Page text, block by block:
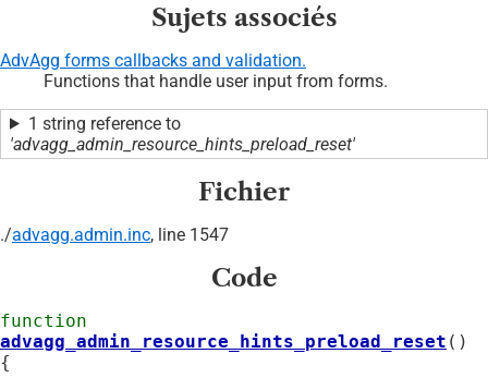
Sujets associés
AdvAgg forms callbacks and validation.
Functions that handle user input from forms.
1 string reference to
'advagg_admin_resource_hints_preload_reset'
Fichier
./advagg.admin.inc, line 1547
Code
function
advagg_admin_resource_hints_preload_reset ()
{